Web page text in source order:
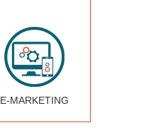
E-MARKETING